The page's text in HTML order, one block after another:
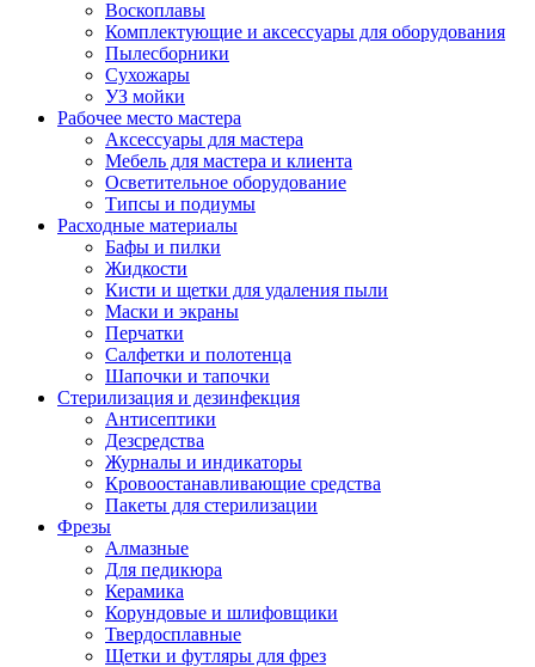
Воскоплавы
Комплектующие и аксессуары для оборудования
Пылесборники
Сухожары
УЗ мойки
Рабочее место мастера
Аксессуары для мастера
Мебель для мастера и клиента
Осветительное оборудование
Типсы и подиумы
Расходные материалы
Бафы и пилки
Жидкости
Кисти и щетки для удаления пыли
Маски и экраны
Перчатки
Салфетки и полотенца
Шапочки и тапочки
Стерилизация и дезинфекция
Антисептики
Дезсредства
Журналы и индикаторы
Кровоостанавливающие средства
Пакеты для стерилизации
Фрезы
Алмазные
Для педикюра
Керамика
Корундовые и шлифовщики
Твердосплавные
Щетки и футляры для фрез